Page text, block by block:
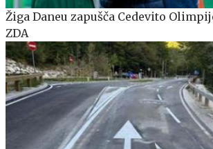
Žiga Daneu zapušča Cedevito
ZDA